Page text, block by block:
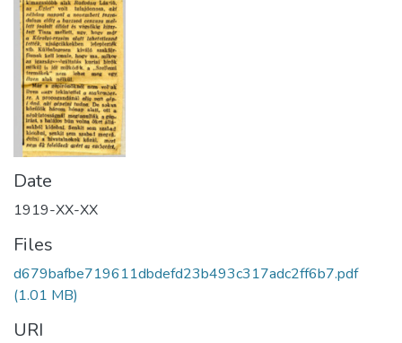
Date
1919-XX-XX
Files
d679bafbe719611dbdefd23b493c317adc2ff6b7.pdf
(1.01 MB)
URI